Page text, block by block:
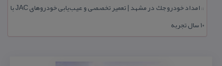
::
امداد خودرو جك در مشهد | تعمیر تخصصی و عیب‌یابی خودروهای JAC با
۱۰ سال تجربه